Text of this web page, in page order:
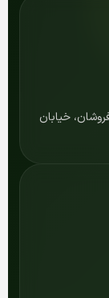
خیابان